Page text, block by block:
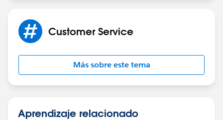
Customer Service
Más sobre este tema
Aprendizaje relacionado